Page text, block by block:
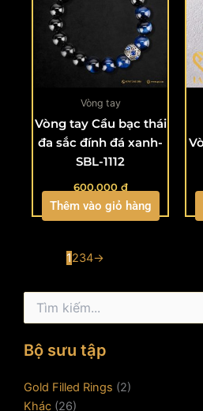
Vòng tay
Vòng tay Cầu bạc thái
đa sắc đính đá xanh-
SBL-1112
600.000 ₫
Thêm vào giỏ hàng
1234→
Tìm
kiếm:
Bộ sưu tập
Gold Filled Rings (2)
Khác (26)